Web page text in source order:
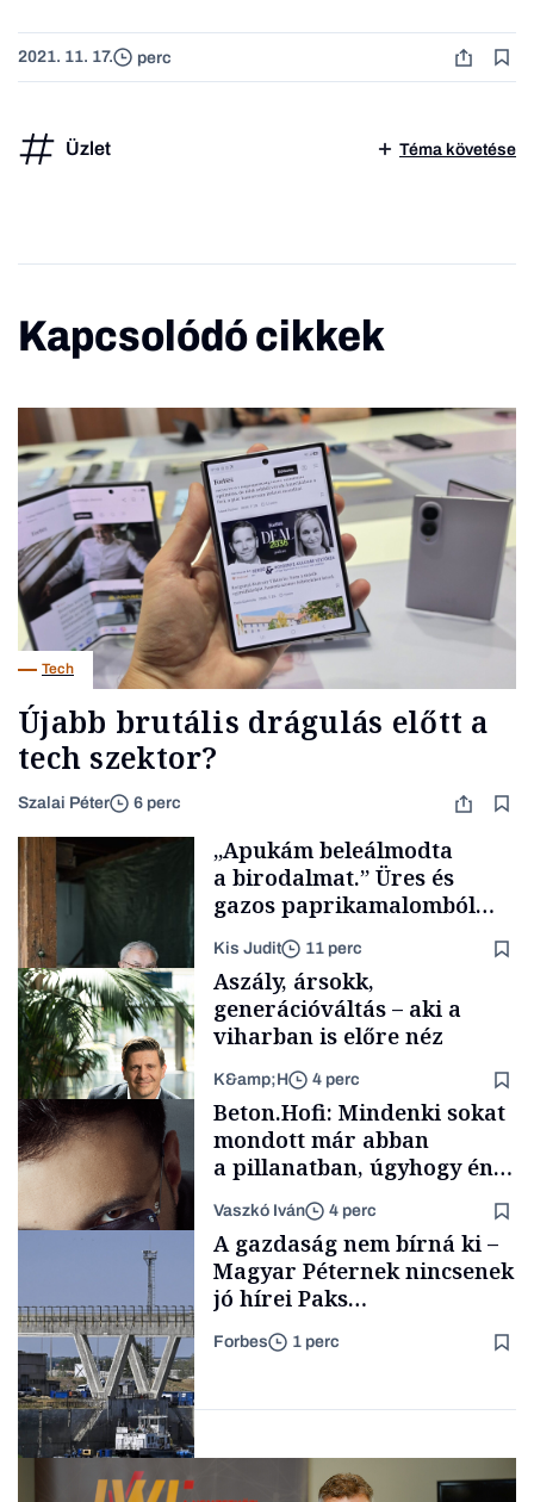
2021. 11. 17. perc
Üzlet Téma követése
Kapcsolódó cikkek
Tech
Újabb brutális drágulás előtt a
tech szektor?
Szalai Péter 6 perc
Családi
vállalkozások
„Apukám beleálmodta
a birodalmat.” Üres és
gazos paprikamalomból
fűszersztori
Kis Judit 11 perc
TÁMOGATÓI
Aszály, ársokk,
generációváltás – aki a
viharban is előre néz
K&amp;H 4 perc
Forbes-sztori
Beton.Hofi: Mindenki sokat
mondott már abban
a pillanatban, úgyhogy én
gondolataimat akartam
kimondani
Vaszkó Iván 4 perc
A gazdaság nem bírná ki –
Magyar Péternek nincsenek
jó hírei Paks
Forbes 1 perc